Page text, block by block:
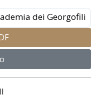
dei Georgofili